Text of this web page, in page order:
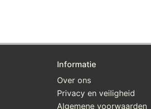
Informatie
Over ons
Privacy en veiligheid
Algemene voorwaarden